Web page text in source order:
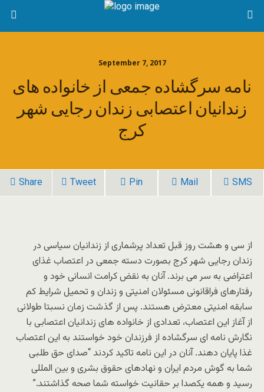
September 7, 2017
نامه سرگشاده جمعی از خانواده های
زندانیان اعتصابی زندان رجایی شهر
کرج
Share Tweet Pin Mail SMS
از سی و هشت روز قبل تعداد پرشماری از زندانیان سیاسی در
زندان رجایی شهر کرج بصورت دسته جمعی در اعتصاب غذای
اعتراضی به سر می برند. آنان به نقض کرامت انسانی خود و
رفتارهای فراقانونی مسئولان امنیتی و زندان و تحمیل شرایط کم
سابقه امنیتی معترض هستند. پس از گذشت زمان نسبتا طولانی
از آغاز این اعتصاب، تعدادی از خانواده های زندانیان اعتصابی با
نگارش نامه ای سرگشاده از فرزندان خود خواستند به این اعتصاب
غذا پایان دهند. آنان در این نامه تاکید کردند “صدای حق طلبی
شما به گوش مردم ایران و نهادهای حقوق بشری و بین المللی
رسید و همه یکصدا بر حقانیت خواسته شما صحه گذاشتند.”